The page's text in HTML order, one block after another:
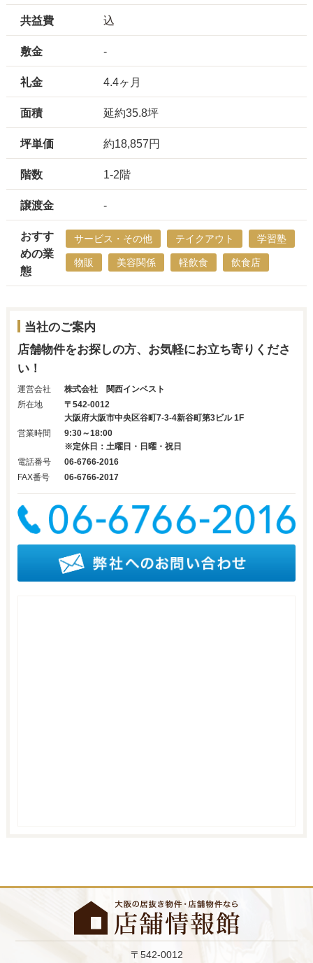
共益費 込
敷金 -
礼金 4.4ヶ月
面積 延約35.8坪
坪単価 約18,857円
階数 1-2階
譲渡金 -
おすす
めの業
態
サービス・その他 テイクアウト 学習塾
物販 美容関係 軽飲食 飲食店
当社のご案内
店舗物件をお探しの方、お気軽にお立ち寄りくださ
い！
運営会社
株式会社 関西インベスト
所在地
〒542-0012
大阪府大阪市中央区谷町7-3-4新谷町第3ビル 1F
営業時間
9:30～18:00
※定休日：土曜日・日曜・祝日
電話番号
06-6766-2016
FAX番号
06-6766-2017
〒542-0012